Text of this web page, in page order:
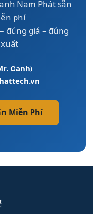
tủ điện tự
hoàn hảo
Nam Phát sẵn
phí
đúng giá – đúng
Oanh)
Miễn Phí